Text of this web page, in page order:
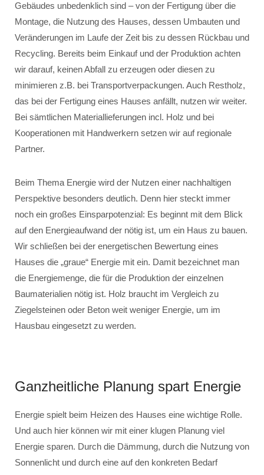
Gebäudes unbedenklich sind – von der Fertigung über die
Montage, die Nutzung des Hauses, dessen Umbauten und
Veränderungen im Laufe der Zeit bis zu dessen Rückbau und
Recycling. Bereits beim Einkauf und der Produktion achten
wir darauf, keinen Abfall zu erzeugen oder diesen zu
minimieren z.B. bei Transportverpackungen. Auch Restholz,
das bei der Fertigung eines Hauses anfällt, nutzen wir weiter.
Bei sämtlichen Materiallieferungen incl. Holz und bei
Kooperationen mit Handwerkern setzen wir auf regionale
Partner.
Beim Thema Energie wird der Nutzen einer nachhaltigen
Perspektive besonders deutlich. Denn hier steckt immer
noch ein großes Einsparpotenzial: Es beginnt mit dem Blick
auf den Energieaufwand der nötig ist, um ein Haus zu bauen.
Wir schließen bei der energetischen Bewertung eines
Hauses die „graue“ Energie mit ein. Damit bezeichnet man
die Energiemenge, die für die Produktion der einzelnen
Baumaterialien nötig ist. Holz braucht im Vergleich zu
Ziegelsteinen oder Beton weit weniger Energie, um im
Hausbau eingesetzt zu werden.
Ganzheitliche Planung spart Energie
Energie spielt beim Heizen des Hauses eine wichtige Rolle.
Und auch hier können wir mit einer klugen Planung viel
Energie sparen. Durch die Dämmung, durch die Nutzung von
Sonnenlicht und durch eine auf den konkreten Bedarf